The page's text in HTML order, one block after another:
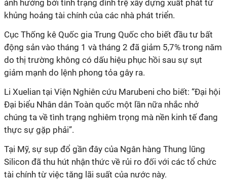
ảnh hưởng bởi tình trạng đình trệ xây dựng xuất phát từ
khủng hoảng tài chính của các nhà phát triển.
Cục Thống kê Quốc gia Trung Quốc cho biết đầu tư bất
động sản vào tháng 1 và tháng 2 đã giảm 5,7% trong năm
do thị trường không có dấu hiệu phục hồi sau sự sụt
giảm mạnh do lệnh phong tỏa gây ra.
Li Xuelian tại Viện Nghiên cứu Marubeni cho biết: “Đại hội
Đại biểu Nhân dân Toàn quốc một lần nữa nhắc nhở
chúng ta về tình trạng nghiêm trọng mà nền kinh tế đang
thực sự gặp phải”.
Tại Mỹ, sự sụp đổ gần đây của Ngân hàng Thung lũng
Silicon đã thu hút nhận thức về rủi ro đối với các tổ chức
tài chính từ việc tăng lãi suất của nước này.